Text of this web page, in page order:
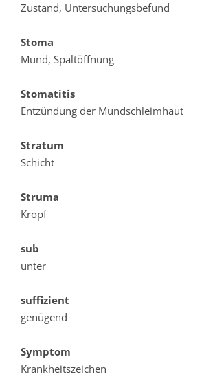
Zustand, Untersuchungsbefund
Stoma
Mund, Spaltöffnung
Stomatitis
Entzündung der Mundschleimhaut
Stratum
Schicht
Struma
Kropf
sub
unter
suffizient
genügend
Symptom
Krankheitszeichen